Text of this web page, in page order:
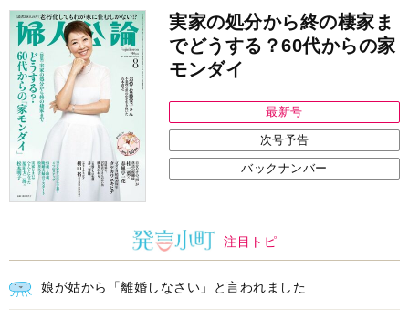
同僚の心無い言葉に気持ちが折れた
中央公論新社の本
家運隆昌
幸運を招き入れる暮らし方
江原啓之 著 詳しくみる
インフォメーション